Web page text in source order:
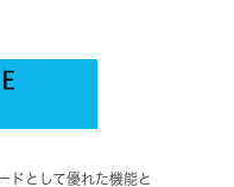
ドとして優れた機能と